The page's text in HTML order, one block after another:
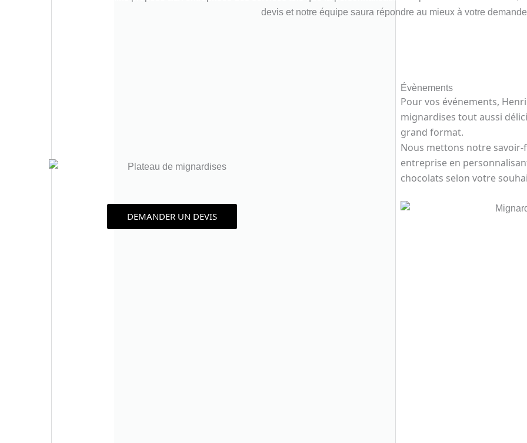
devis et notre équipe saura répondre au mieux à votre
DEMANDER UN DEVIS
Évènements
Pour vos événements,
mignardises tout aussi
grand format.
Nous mettons notre
entreprise en
chocolats selon votre